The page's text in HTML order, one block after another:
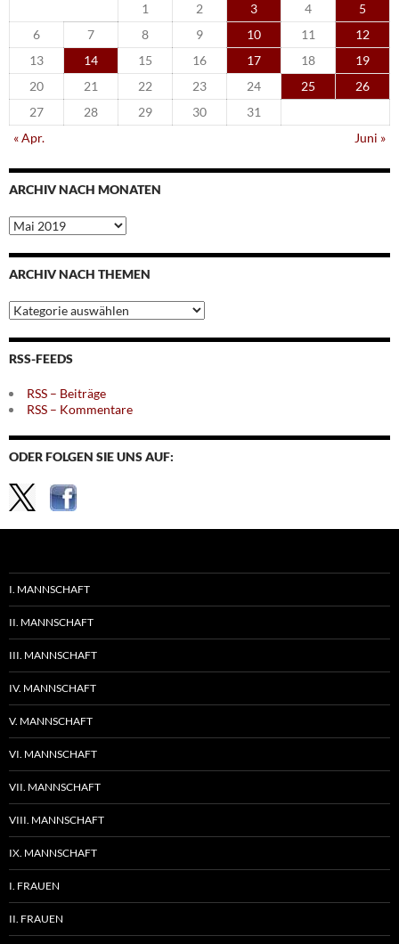
1
2 3 4
5
6
7 8 9 10 11
12
13
14 15 16 17 18
19
20
21 22 23 24 25
26
27
28 29 30
31
« Apr.
Juni »
ARCHIV NACH MONATEN
Archiv
nach
Monaten
ARCHIV NACH THEMEN
Archiv
nach
Themen
RSS-FEEDS
RSS – Beiträge
RSS – Kommentare
ODER FOLGEN SIE UNS AUF:
I. MANNSCHAFT
II. MANNSCHAFT
III. MANNSCHAFT
IV. MANNSCHAFT
V. MANNSCHAFT
VI. MANNSCHAFT
VII. MANNSCHAFT
VIII. MANNSCHAFT
IX. MANNSCHAFT
I. FRAUEN
II. FRAUEN